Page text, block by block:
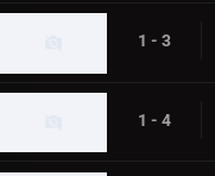
1 - 3
1 - 4